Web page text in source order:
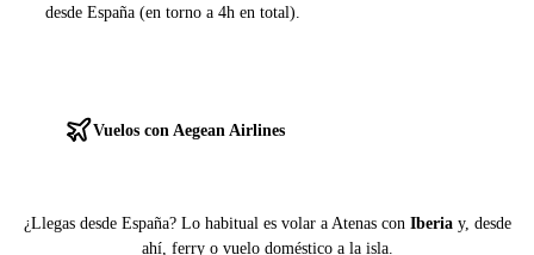
desde España (en torno a 4h en total).
Vuelos con Aegean Airlines
¿Llegas desde España? Lo habitual es volar a Atenas con Iberiay, desde
ahí, ferry o vuelo doméstico a la isla.